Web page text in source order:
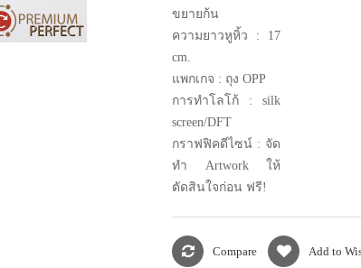
ขยายก้น
ความยาวหูหิ้ว : 17
cm.
แพกเกจ : ถุง OPP
การทำโลโก้ : silk
screen/DFT
กราฟฟิคดีไซน์ : จัด
ทำ Artwork ให้
ตัดสินใจก่อน ฟรี!
Compare Add to